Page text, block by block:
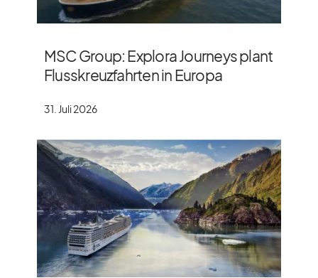
MSC Group: Explora Journeys plant
Flusskreuzfahrten in Europa
31. Juli 2026